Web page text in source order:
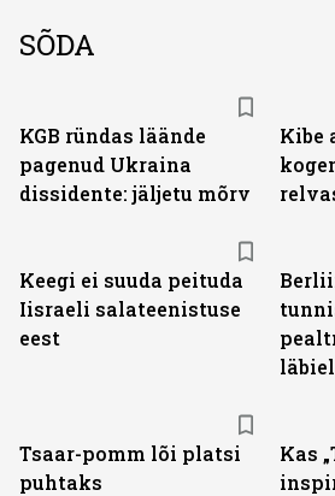
SÕDA
KGB ründas läände
pagenud Ukraina
dissidente: jäljetu mõrv
Kibe
Keegi ei suuda peituda
Iisraeli salateenistuse
eest
Tsaar-pomm lõi platsi
puhtaks
Kas